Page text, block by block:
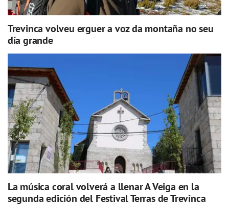
Trevinca volveu erguer a voz da montaña no seu
día grande
La música coral volverá a llenar A Veiga en la
segunda edición del Festival Terras de Trevinca